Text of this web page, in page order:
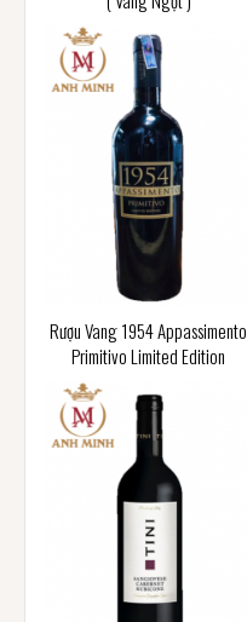
Rượu Vang 1954 Appassimento
Primitivo Limited Edition